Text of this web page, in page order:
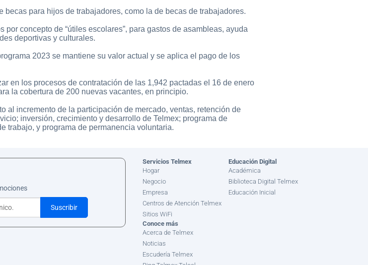
para hijos de trabajadores, como la de becas de trabajadores.
concepto de “útiles escolares”, para gastos de asambleas, ayuda
deportivas y culturales.
2023 se mantiene su valor actual y se aplica el pago de los
en los procesos de contratación de las 1,942 pactadas el 16 de enero
la cobertura de 200 nuevas vacantes, en principio.
al incremento de la participación de mercado, ventas, retención de
inversión, crecimiento y desarrollo de Telmex; programa de
trabajo, y programa de permanencia voluntaria.
Servicios Telmex
Hogar
Negocio
Empresa
Centros de Atención Telmex
Sitios WiFi
Educación Digital
Académica
Biblioteca Digital Telmex
Educación Inicial
Conoce más
Acerca de Telmex
Noticias
Escudería Telmex